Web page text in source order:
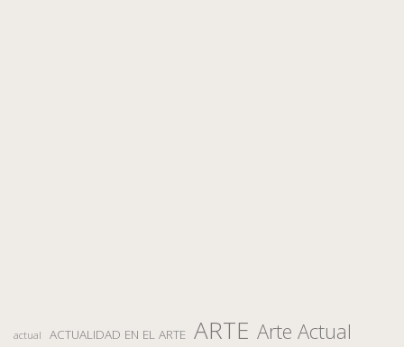
actual ACTUALIDAD EN EL ARTE ARTE Arte Actual